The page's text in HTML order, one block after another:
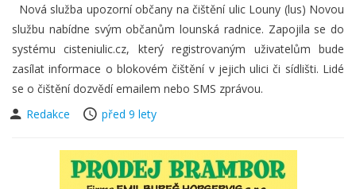
Nová služba upozorní občany na čištění ulic Louny (lus) Novou
službu nabídne svým občanům lounská radnice. Zapojila se do
systému cisteniulic.cz, který registrovaným uživatelům bude
zasílat informace o blokovém čištění v jejich ulici či sídlišti. Lidé
se o čištění dozvědí emailem nebo SMS zprávou.
Redakce
před 9 lety